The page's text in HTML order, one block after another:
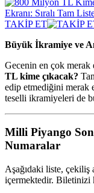
TAKİP ET
Büyük İkramiye ve
Gecenin en çok merak
TL kime çıkacak?
edip etmediğini merak
teselli ikramiyeleri de
Milli Piyango
Numaralar
Aşağıdaki liste, çekiliş
içermektedir. Biletinizi